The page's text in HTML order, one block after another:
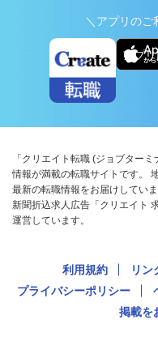
＼アプリのご
アプ
「クリエイト転職 (ジョブター
情報が満載の転職サイトです。
最新の転職情報をお届けしていま
新聞折込求人広告「クリエイト
運営しています。
利用規約 リン
プライバシーポリシー
掲載を